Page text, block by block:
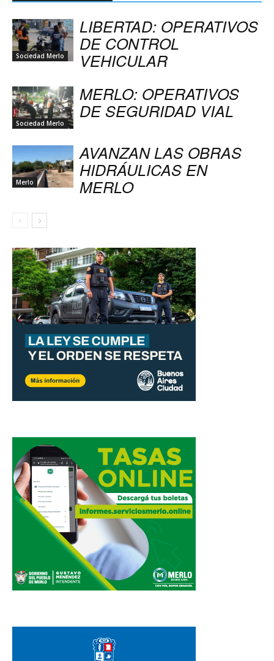
Sociedad Merlo
LIBERTAD: OPERATIVOS
DE CONTROL
VEHICULAR
Sociedad Merlo
MERLO: OPERATIVOS
DE SEGURIDAD VIAL
Merlo
AVANZAN LAS OBRAS
HIDRÁULICAS EN
MERLO